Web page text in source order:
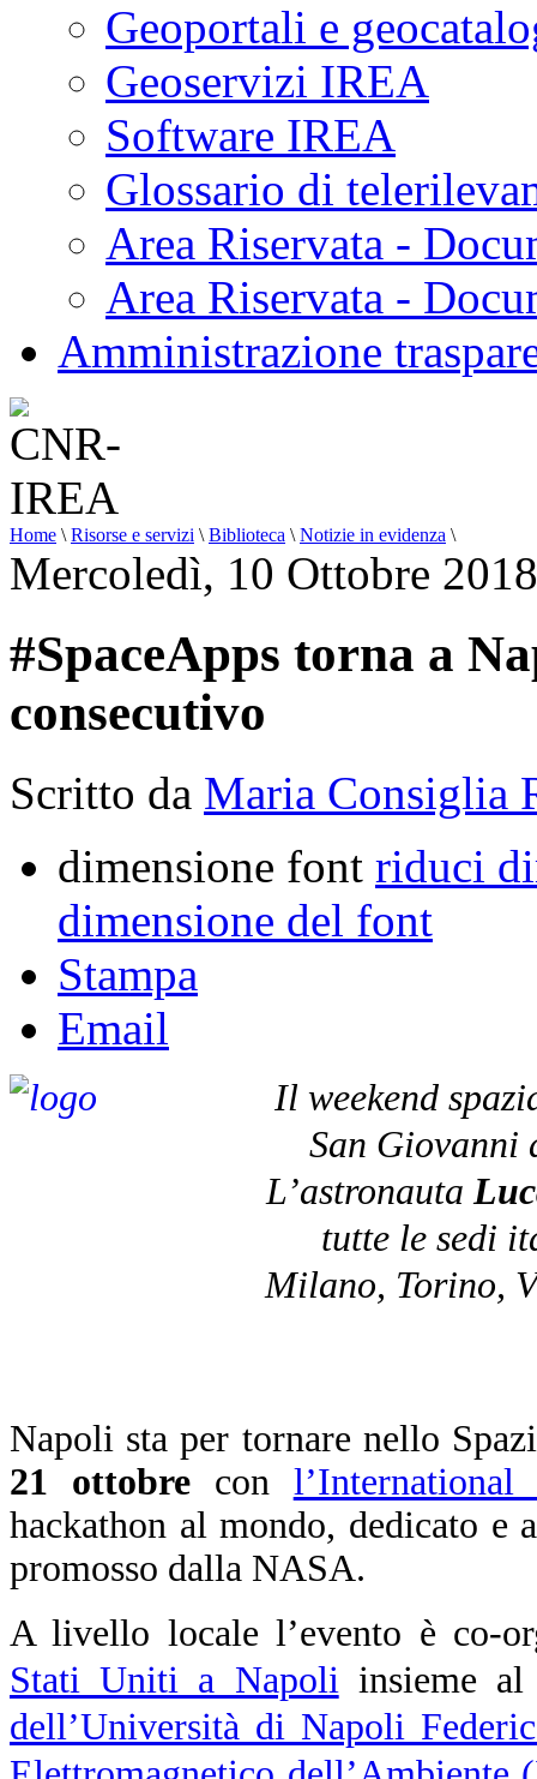
Geoportali e
Geoservizi IREA
Software IREA
Glossario di
Area Riservata -
Area Riservata -
Amministrazione
Home \ Risorse e servizi \ Biblioteca \ Notizie in evidenza \
Mercoledì, 10 Ottobre
#SpaceApps torna a
consecutivo
Scritto da Maria Consiglia
dimensione font riduci
dimensione del font
Stampa
Email
Il weekend
San Giovanni
L’astronauta
tutte le sedi
Milano, Torino,
Napoli sta per tornare nello
21 ottobrecon
hackathon al mondo, dedicato e
promosso dalla NASA.
A livello locale l’evento è co-
Stati Uniti a Napoli insieme
dell’Università di Napoli